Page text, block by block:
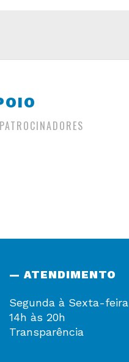
— ATENDIMENTO
Segunda à Sexta-feira
14h às 20h
Transparência